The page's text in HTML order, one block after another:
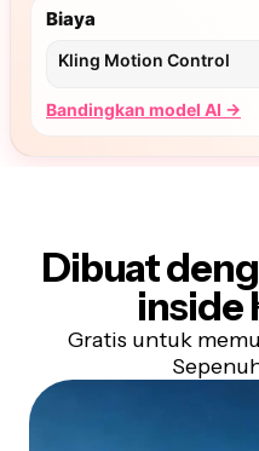
Dibuat
inside
Gratis untuk